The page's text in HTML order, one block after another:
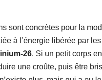
sont concrètes pour la
à l’énergie libérée par
26. Si un petit corps
une croûte, puis être